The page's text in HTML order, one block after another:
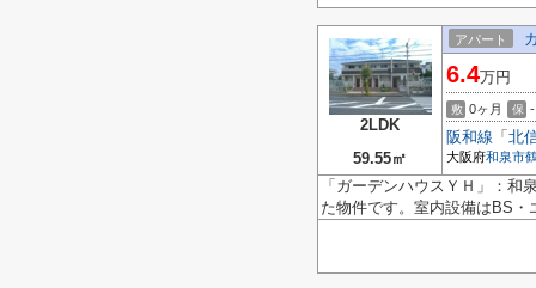
2LDK
59.55㎡
アパート
6.4万円
敷 0ヶ月 保 -
阪和線 「 北
大阪府和泉市
「ガーデンハウスＹＨ」：
た物件です。室内設備はBS